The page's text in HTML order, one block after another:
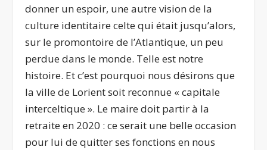
donner un espoir, une autre vision de la
culture identitaire celte qui était jusqu’alors,
sur le promontoire de l’Atlantique, un peu
perdue dans le monde. Telle est notre
histoire. Et c’est pourquoi nous désirons que
la ville de Lorient soit reconnue « capitale
interceltique ». Le maire doit partir à la
retraite en 2020 : ce serait une belle occasion
pour lui de quitter ses fonctions en nous